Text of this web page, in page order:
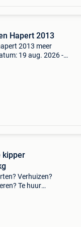
Hapert 2013
2013 meer
19 aug. 2026 -
kipper
Verhuizen?
Te huur